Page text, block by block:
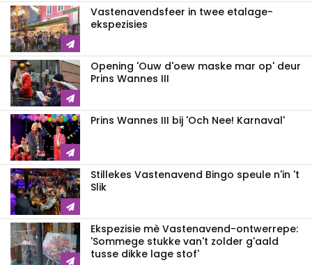
Vastenavendsfeer in twee etalage-
ekspezisies
Opening 'Ouw d'oew maske mar op' deur
Prins Wannes III
Prins Wannes III bij 'Och Nee! Karnaval'
Stillekes Vastenavend Bingo speule n'in 't
Slik
Ekspezisie mè Vastenavend-ontwerrepe:
'Sommege stukke van't zolder g'aald
tusse dikke lage stof'